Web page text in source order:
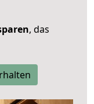
, das